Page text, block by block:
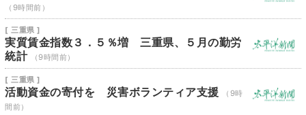
（9時間前）
[ 三重県 ]
実質賃金指数３．５％増 三重県、５月の勤労
統計
（9時間前）
[ 三重県 ]
活動資金の寄付を 災害ボランティア支援
（9時
間前）